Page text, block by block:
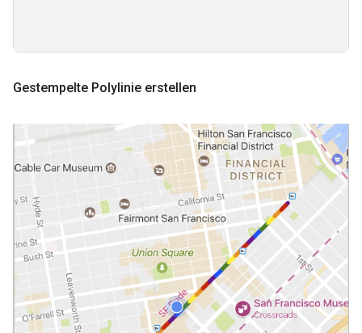
Gestempelte Polylinie erstellen